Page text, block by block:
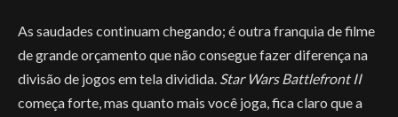
As saudades continuam chegando; é outra franquia de filme
de grande orçamento que não consegue fazer diferença na
divisão de jogos em tela dividida. Star Wars Battlefront II
começa forte, mas quanto mais você joga, fica claro que a